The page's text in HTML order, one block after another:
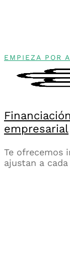
EMPIEZA POR
empresarial
Te ofrecemos
ajustan a cada